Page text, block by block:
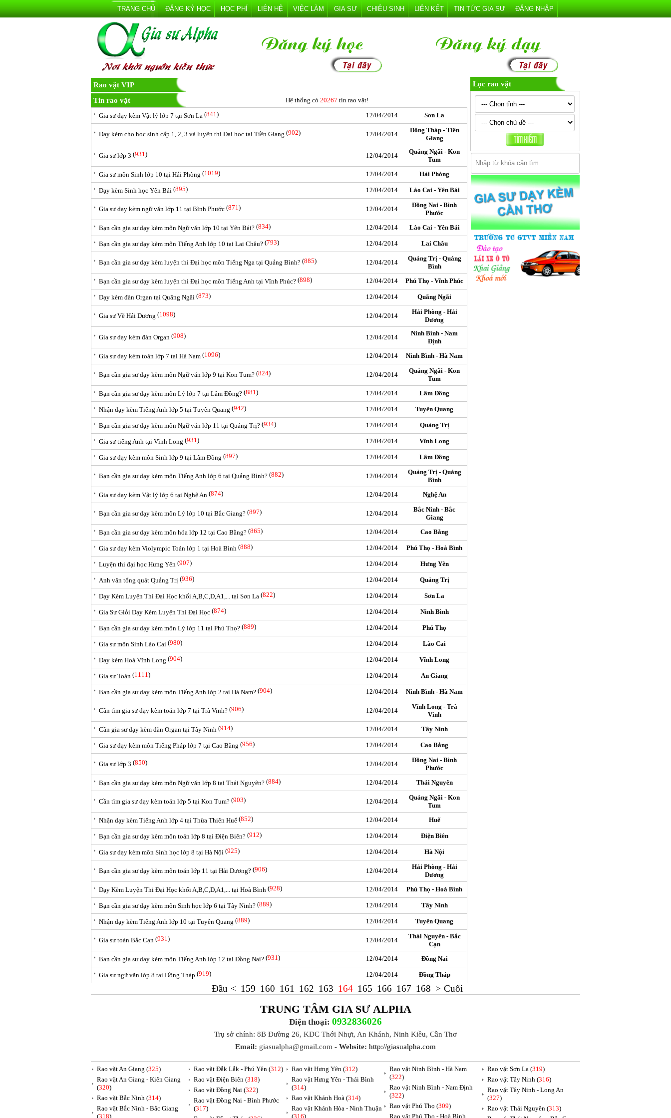
TRANG CHỦ ĐĂNG KÝ HỌC HỌC PHÍ LIÊN HỆ VIỆC LÀM GIA SƯ CHIÊU SINH LIÊN KẾT TIN TỨC GIA SƯ ĐĂNG NHẬP
Rao vặt VIP
Tin rao vặt
Hệ thống có 20267 tin rao vặt!
Gia sư dạy kèm Vật lý lớp 7 tại Sơn La (841) 12/04/2014 Sơn La
Dạy kèm cho học sinh cấp 1, 2, 3 và luyện thi Đại học tại Tiền Giang (902) 12/04/2014
Đồng Tháp - Tiền
Giang
Gia sư lớp 3 (931) 12/04/2014
Quảng Ngãi - Kon
Tum
Gia sư môn Sinh lớp 10 tại Hải Phòng (1019) 12/04/2014 Hải Phòng
Dạy kèm Sinh học Yên Bái (895) 12/04/2014 Lào Cai - Yên Bái
Gia sư dạy kèm ngữ văn lớp 11 tại Bình Phước (871) 12/04/2014
Đồng Nai - Bình
Phước
Bạn cần gia sư dạy kèm môn Ngữ văn lớp 10 tại Yên Bái? (834) 12/04/2014 Lào Cai - Yên Bái
Bạn cần gia sư dạy kèm môn Tiếng Anh lớp 10 tại Lai Châu? (793) 12/04/2014 Lai Châu
Bạn cần gia sư dạy kèm luyện thi Đại học môn Tiếng Nga tại Quảng Bình? (885) 12/04/2014
Quảng Trị - Quảng
Bình
Bạn cần gia sư dạy kèm luyện thi Đại học môn Tiếng Anh tại Vĩnh Phúc? (898) 12/04/2014 Phú Thọ - Vĩnh Phúc
Dạy kèm đàn Organ tại Quãng Ngãi (873) 12/04/2014 Quãng Ngãi
Gia sư Vẽ Hải Dương (1098) 12/04/2014
Hải Phòng - Hải
Dương
Gia sư dạy kèm đàn Organ (908) 12/04/2014
Ninh Bình - Nam
Định
Gia sư dạy kèm toán lớp 7 tại Hà Nam (1096) 12/04/2014 Ninh Bình - Hà Nam
Bạn cần gia sư dạy kèm môn Ngữ văn lớp 9 tại Kon Tum? (824) 12/04/2014
Quảng Ngãi - Kon
Tum
Bạn cần gia sư dạy kèm môn Lý lớp 7 tại Lâm Đồng? (881) 12/04/2014 Lâm Đồng
Nhận dạy kèm Tiếng Anh lớp 5 tại Tuyên Quang (942) 12/04/2014 Tuyên Quang
Bạn cần gia sư dạy kèm môn Ngữ văn lớp 11 tại Quảng Trị? (934) 12/04/2014 Quảng Trị
Gia sư tiếng Anh tại Vĩnh Long (931) 12/04/2014 Vĩnh Long
Gia sư dạy kèm môn Sinh lớp 9 tại Lâm Đồng (897) 12/04/2014 Lâm Đồng
Bạn cần gia sư dạy kèm môn Tiếng Anh lớp 6 tại Quảng Bình? (882) 12/04/2014
Quảng Trị - Quảng
Bình
Gia sư dạy kèm Vật lý lớp 6 tại Nghệ An (874) 12/04/2014 Nghệ An
Bạn cần gia sư dạy kèm môn Lý lớp 10 tại Bắc Giang? (897) 12/04/2014
Bắc Ninh - Bắc
Giang
Bạn cần gia sư dạy kèm môn hóa lớp 12 tại Cao Bằng? (865) 12/04/2014 Cao Bằng
Gia sư dạy kèm Violympic Toán lớp 1 tại Hoà Bình (888) 12/04/2014 Phú Thọ - Hoà Bình
Luyện thi đại học Hưng Yên (907) 12/04/2014 Hưng Yên
Anh văn tổng quát Quảng Trị (936) 12/04/2014 Quảng Trị
Dạy Kèm Luyện Thi Đại Học khối A,B,C,D,A1,... tại Sơn La (822) 12/04/2014 Sơn La
Gia Sư Giỏi Dạy Kèm Luyện Thi Đại Học (874) 12/04/2014 Ninh Bình
Bạn cần gia sư dạy kèm môn Lý lớp 11 tại Phú Thọ? (889) 12/04/2014 Phú Thọ
Gia sư môn Sinh Lào Cai (980) 12/04/2014 Lào Cai
Dạy kèm Hoá Vĩnh Long (904) 12/04/2014 Vĩnh Long
Gia sư Toán (1111) 12/04/2014 An Giang
Bạn cần gia sư dạy kèm môn Tiếng Anh lớp 2 tại Hà Nam? (904) 12/04/2014 Ninh Bình - Hà Nam
Cần tìm gia sư dạy kèm toán lớp 7 tại Trà Vinh? (906) 12/04/2014
Vĩnh Long - Trà
Vinh
Cần gia sư dạy kèm đàn Organ tại Tây Ninh (914) 12/04/2014 Tây Ninh
Gia sư dạy kèm môn Tiếng Pháp lớp 7 tại Cao Bằng (956) 12/04/2014 Cao Bằng
Gia sư lớp 3 (850) 12/04/2014
Đồng Nai - Bình
Phước
Bạn cần gia sư dạy kèm môn Ngữ văn lớp 8 tại Thái Nguyên? (884) 12/04/2014 Thái Nguyên
Cần tìm gia sư dạy kèm toán lớp 5 tại Kon Tum? (903) 12/04/2014
Quảng Ngãi - Kon
Tum
Nhận dạy kèm Tiếng Anh lớp 4 tại Thừa Thiên Huế (852) 12/04/2014 Huế
Bạn cần gia sư dạy kèm môn toán lớp 8 tại Điện Biên? (912) 12/04/2014 Điện Biên
Gia sư dạy kèm môn Sinh học lớp 8 tại Hà Nội (925) 12/04/2014 Hà Nội
Bạn cần gia sư dạy kèm môn toán lớp 11 tại Hải Dương? (906) 12/04/2014
Hải Phòng - Hải
Dương
Dạy Kèm Luyện Thi Đại Học khối A,B,C,D,A1,... tại Hoà Bình (928) 12/04/2014 Phú Thọ - Hoà Bình
Bạn cần gia sư dạy kèm môn Sinh học lớp 6 tại Tây Ninh? (889) 12/04/2014 Tây Ninh
Nhận dạy kèm Tiếng Anh lớp 10 tại Tuyên Quang (889) 12/04/2014 Tuyên Quang
Gia sư toán Bắc Cạn (931) 12/04/2014
Thái Nguyên - Bắc
Cạn
Bạn cần gia sư dạy kèm môn Tiếng Anh lớp 12 tại Đồng Nai? (931) 12/04/2014 Đồng Nai
Gia sư ngữ văn lớp 8 tại Đồng Tháp (919) 12/04/2014 Đồng Tháp
Đầu < 159 160 161 162 163 164 165 166 167 168 > Cuối
Lọc rao vặt
TRUNG TÂM GIA SƯ ALPHA
Điện thoại: 0932836026
Trụ sở chính: 8B Đường 26, KDC Thới Nhựt, An Khánh, Ninh Kiều, Cần Thơ
Email: giasualpha@gmail.com - Website: http://giasualpha.com
Rao vặt An Giang (325)
Rao vặt An Giang - Kiên Giang
(320)
Rao vặt Bắc Ninh (314)
Rao vặt Bắc Ninh - Bắc Giang
(318)
Rao vặt Đắk Lắk - Phú Yên (312)
Rao vặt Điện Biên (318)
Rao vặt Đồng Nai (322)
Rao vặt Đồng Nai - Bình Phước
(317)
Rao vặt Hưng Yên (312)
Rao vặt Hưng Yên - Thái Bình
(314)
Rao vặt Khánh Hoà (314)
Rao vặt Khánh Hòa - Ninh Thuận
(316)
Rao vặt Ninh Bình - Hà Nam
(322)
Rao vặt Ninh Bình - Nam Định
(322)
Rao vặt Phú Thọ (309)
Rao vặt Phú Thọ - Hoà Bình
Rao vặt Sơn La (319)
Rao vặt Tây Ninh (316)
Rao vặt Tây Ninh - Long An
(327)
Rao vặt Thái Nguyên (313)